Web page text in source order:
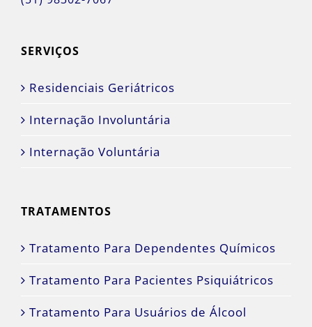
SERVIÇOS
Residenciais Geriátricos
Internação Involuntária
Internação Voluntária
TRATAMENTOS
Tratamento Para Dependentes Químicos
Tratamento Para Pacientes Psiquiátricos
Tratamento Para Usuários de Álcool